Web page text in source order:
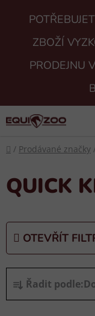
ZBOŽÍ
PRODEJNU
Domů
/ Prodávané značky
QUICK
OTEVŘÍT
Ř
a
z
Řadit podle: